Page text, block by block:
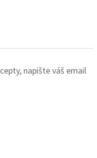
napište váš email